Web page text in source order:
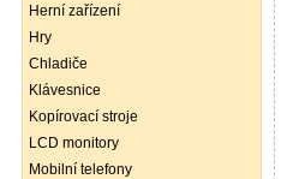
Herní zařízení
Hry
Chladiče
Klávesnice
Kopírovací stroje
LCD monitory
Mobilní telefony